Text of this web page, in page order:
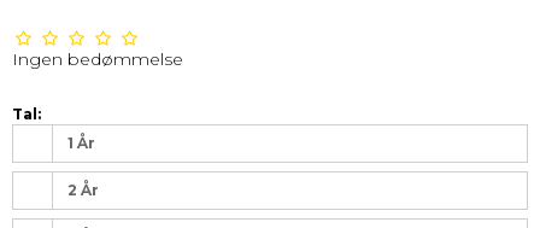
Ingen bedømmelse
Tal:
1 År
2 År